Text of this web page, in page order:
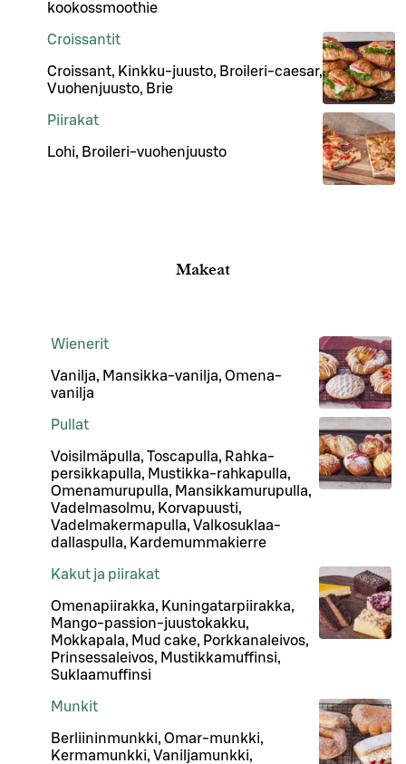
kookossmoothie
Croissantit
Croissant, Kinkku-juusto, Broileri-caesar,
Vuohenjuusto, Brie
Piirakat
Lohi, Broileri-vuohenjuusto
Makeat
Wienerit
Vanilja, Mansikka-vanilja, Omena-
vanilja
Pullat
Voisilmäpulla, Toscapulla, Rahka-
persikkapulla, Mustikka-rahkapulla,
Omenamurupulla, Mansikkamurupulla,
Vadelmasolmu, Korvapuusti,
Vadelmakermapulla, Valkosuklaa-
dallaspulla, Kardemummakierre
Kakut ja piirakat
Omenapiirakka, Kuningatarpiirakka,
Mango-passion-juustokakku,
Mokkapala, Mud cake, Porkkanaleivos,
Prinsessaleivos, Mustikkamuffinsi,
Suklaamuffinsi
Munkit
Berliininmunkki, Omar-munkki,
Kermamunkki, Vaniljamunkki,